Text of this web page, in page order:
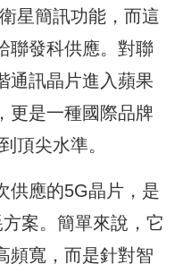
星簡訊功能，而這
聯發科供應。對聯
通訊晶片進入蘋果
更是一種國際品牌
頂尖水準。
供應的5G晶片，是
案。簡單來說，它
頻寬，而是針對智